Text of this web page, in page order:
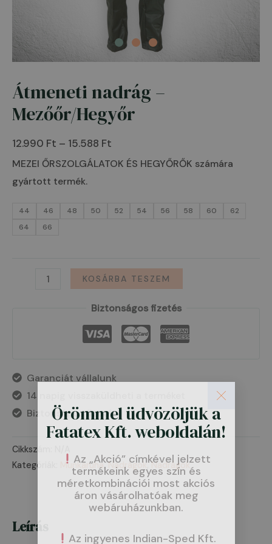
Átmeneti nadrág –
Mezőőr/Hegyőr
12.990 Ft – 15.588 Ft
Ártartomány:
12.990 Ft
-
MEZEI ŐRSZOLGÁLATOK ÉS HEGYŐRŐK számára
gyártott termék.
44 46 48 50 52 54 56 58 60
62
64
66
Átmeneti
nadrág
-
Mezőőr/Hegyőr
mennyiség
KOSÁRBA TESZEM
Biztonságos fizetés
Garanciát vállalunk
14 napig visszaküldheti a terméket
Biztonságos fizetés
Cikkszám:
Kategóriák:
Munkaruha,Nadrágok,Nadrágok
Leírás
Örömmel üdvözöljük a
Fatatex Kft. weboldalán!
Az „Akció” címkével jelzett
termékeink egyes szín és
méretkombinációi most akciós
áron vásárolhatóak meg
webáruházunkban.
Az ingyenes Indian-Sped Kft.